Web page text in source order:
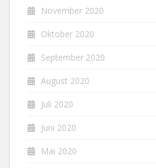
November 2020
Oktober 2020
September 2020
August 2020
Juli 2020
Juni 2020
Mai 2020